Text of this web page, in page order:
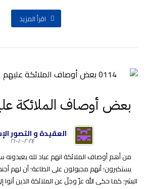
اقرأ المزيد
بعض أوصاف الملائكة
العقيدة و التصور
٢٠٢٤-١٠-٢١
من أهم أوصاف الملائكة انهم عباد لله يعبدونه
يستكبرون؛ أنهم مجبولون على الطاعة؛ أن لهم
البشر؛ كما حكى الله عزّ وجلّ عن الملائكة الذين أتوا